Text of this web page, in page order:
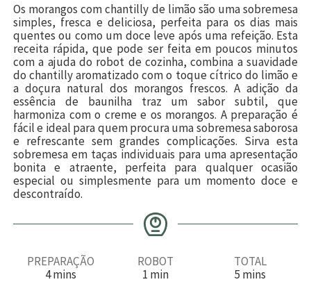
Os morangos com chantilly de limão são uma sobremesa
simples, fresca e deliciosa, perfeita para os dias mais
quentes ou como um doce leve após uma refeição. Esta
receita rápida, que pode ser feita em poucos minutos
com a ajuda do robot de cozinha, combina a suavidade
do chantilly aromatizado com o toque cítrico do limão e
a doçura natural dos morangos frescos. A adição da
essência de baunilha traz um sabor subtil, que
harmoniza com o creme e os morangos. A preparação é
fácil e ideal para quem procura uma sobremesa saborosa
e refrescante sem grandes complicações. Sirva esta
sobremesa em taças individuais para uma apresentação
bonita e atraente, perfeita para qualquer ocasião
especial ou simplesmente para um momento doce e
descontraído.
PREPARAÇÃO
4mmins
ROBOT
1 m
min
TOTAL
5 m
mins